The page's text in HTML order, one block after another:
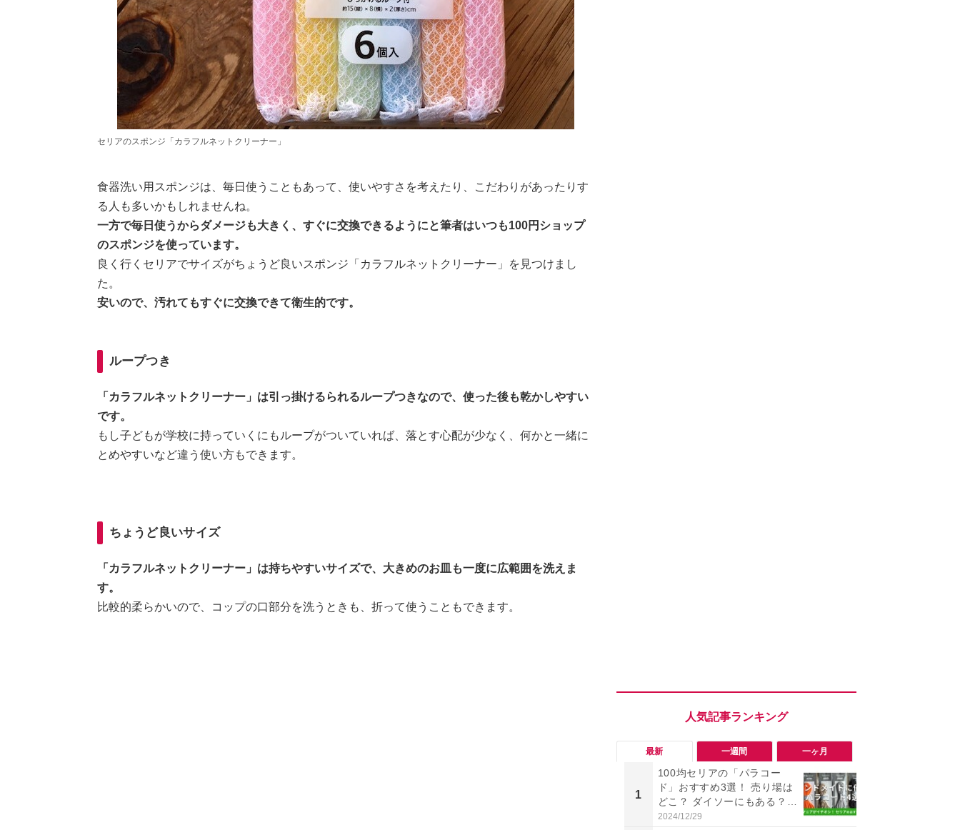
セリアのスポンジ「カラフルネットクリーナー」
食器洗い用スポンジは、毎日使うこともあって、使いやすさを考えたり、こだわりがあったりす
る人も多いかもしれませんね。
一方で毎日使うからダメージも大きく、すぐに交換できるようにと筆者はいつも100円ショップ
のスポンジを使っています。
良く行くセリアでサイズがちょうど良いスポンジ「カラフルネットクリーナー」を見つけまし
た。
安いので、汚れてもすぐに交換できて衛生的です。
ループつき
「カラフルネットクリーナー」は引っ掛けるられるループつきなので、使った後も乾かしやすい
です。
もし子どもが学校に持っていくにもループがついていれば、落とす心配が少なく、何かと一緒に
とめやすいなど違う使い方もできます。
ちょうど良いサイズ
「カラフルネットクリーナー」は持ちやすいサイズで、大きめのお皿も一度に広範囲を洗えま
す。
比較的柔らかいので、コップの口部分を洗うときも、折って使うこともできます。
最新 一週間 一ヶ月
1
100均セリアの「パラコー
ド」おすすめ3選！ 売り場は
どこ？ ダイソーにもある？
色・長さ・太さも種類豊富
2024/12/29